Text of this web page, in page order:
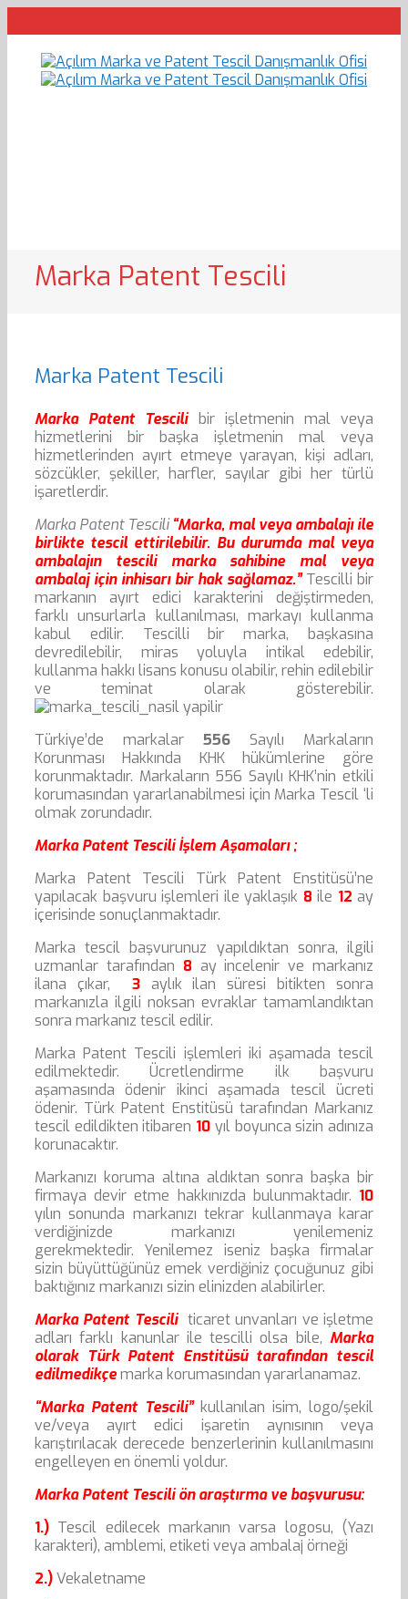
Marka Patent Tescili
Marka Patent Tescili
Marka Patent Tescilibir işletmenin mal veya
hizmetlerini bir başka işletmenin mal veya
hizmetlerinden ayırt etmeye yarayan, kişi adları,
sözcükler, şekiller, harfler, sayılar gibi her türlü
işaretlerdir.
Marka Patent Tescili “Marka, mal veya ambalajı ile
birlikte tescil ettirilebilir. Bu durumda mal veya
ambalajın tescili marka sahibine mal veya
ambalaj için inhisarı bir hak sağlamaz.” Tescilli bir
markanın ayırt edici karakterini değiştirmeden,
farklı unsurlarla kullanılması, markayı kullanma
kabul edilir. Tescilli bir marka, başkasına
devredilebilir, miras yoluyla intikal edebilir,
kullanma hakkı lisans konusu olabilir, rehin edilebilir
ve teminat olarak gösterebilir.
Türkiye’de markalar 556 Sayılı Markaların
Korunması Hakkında KHK hükümlerine göre
korunmaktadır. Markaların 556 Sayılı KHK’nin etkili
korumasından yararlanabilmesi için Marka Tescil ‘li
olmak zorundadır.
Marka Patent Tescili İşlem Aşamaları ;
Marka Patent Tescili Türk Patent Enstitüsü’ne
yapılacak başvuru işlemleri ile yaklaşık 8 ile 12 ay
içerisinde sonuçlanmaktadır.
Marka tescil başvurunuz yapıldıktan sonra, ilgili
uzmanlar tarafından 8 ay incelenir ve markanız
ilana çıkar, 3aylık ilan süresi bitikten sonra
markanızla ilgili noksan evraklar tamamlandıktan
sonra markanız tescil edilir.
Marka Patent Tescili işlemleri iki aşamada tescil
edilmektedir. Ücretlendirme ilk başvuru
aşamasında ödenir ikinci aşamada tescil ücreti
ödenir. Türk Patent Enstitüsü tarafından Markanız
tescil edildikten itibaren 10 yıl boyunca sizin adınıza
korunacaktır.
Markanızı koruma altına aldıktan sonra başka bir
firmaya devir etme hakkınızda bulunmaktadır. 10
yılın sonunda markanızı tekrar kullanmaya karar
verdiğinizde markanızı yenilemeniz
gerekmektedir. Yenilemez iseniz başka firmalar
sizin büyüttüğünüz emek verdiğiniz çocuğunuz gibi
baktığınız markanızı sizin elinizden alabilirler.
Marka Patent Tescili ticaret unvanları ve işletme
adları farklı kanunlar ile tescilli olsa bile, Marka
olarak Türk Patent Enstitüsü tarafından tescil
edilmedikçemarka korumasından yararlanamaz.
“Marka Patent Tescili”kullanılan isim, logo/şekil
ve/veya ayırt edici işaretin aynısının veya
karıştırılacak derecede benzerlerinin kullanılmasını
engelleyen en önemli yoldur.
Marka Patent Tescili ön araştırma ve başvurusu:
1.) Tescil edilecek markanın varsa logosu, (Yazı
karakteri), amblemi, etiketi veya ambalaj örneği
2.)Vekaletname